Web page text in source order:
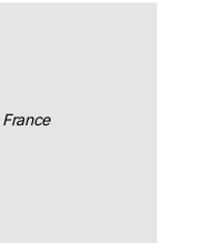
France